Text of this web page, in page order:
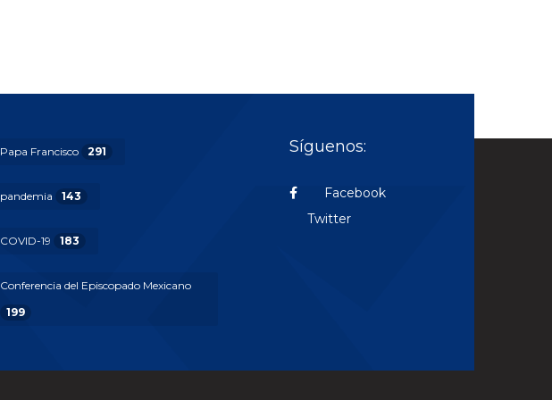
Papa Francisco 291
pandemia 143
COVID-19 183
Conferencia del Episcopado Mexicano
199
Síguenos:
Facebook
Twitter